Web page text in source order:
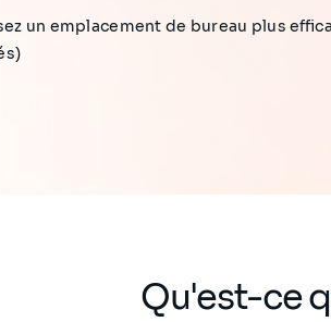
un emplacement de bureau plus
Qu'est-ce